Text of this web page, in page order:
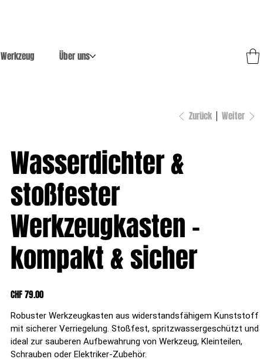
Werkzeug Über uns
Zurück Weiter
Wasserdichter &
stoßfester
Werkzeugkasten –
kompakt & sicher
Preis
CHF 79.00
Robuster Werkzeugkasten aus widerstandsfähigem Kunststoff
mit sicherer Verriegelung. Stoßfest, spritzwassergeschützt und
ideal zur sauberen Aufbewahrung von Werkzeug, Kleinteilen,
Schrauben oder Elektriker-Zubehör.